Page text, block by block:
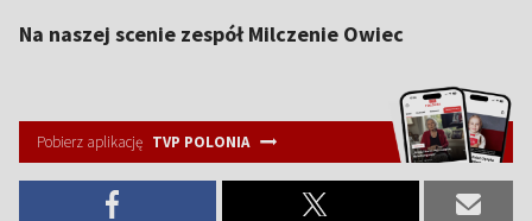
Na naszej scenie zespół Milczenie Owiec
Pobierz aplikację TVP POLONIA